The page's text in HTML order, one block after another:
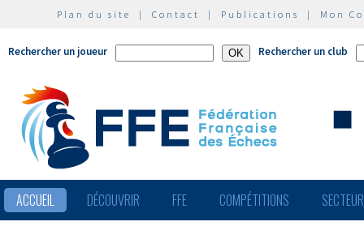
Plan du site | Contact | Publications | Mon
Rechercher un joueur Rechercher un club
ACCUEIL DÉCOUVRIR FFE COMPÉTITIONS